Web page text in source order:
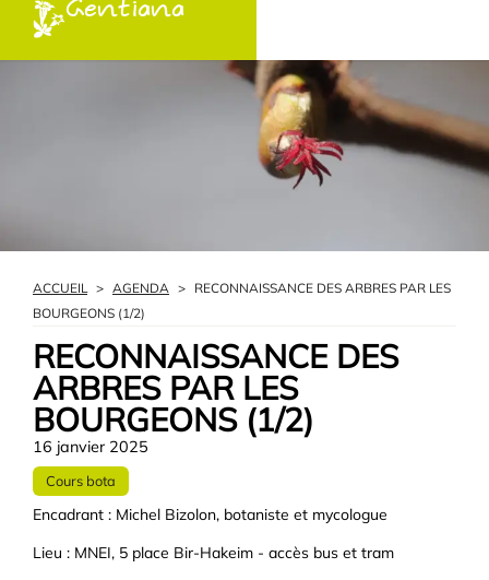
Gentiana
ACCUEIL > AGENDA > RECONNAISSANCE DES ARBRES PAR LES
BOURGEONS (1/2)
RECONNAISSANCE DES
ARBRES PAR LES
BOURGEONS (1/2)
16 janvier 2025
Cours bota
Encadrant : Michel Bizolon, botaniste et mycologue
Lieu : MNEI, 5 place Bir-Hakeim - accès bus et tram